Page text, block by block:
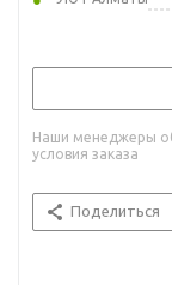
Наши менеджеры
условия заказа
Поделиться